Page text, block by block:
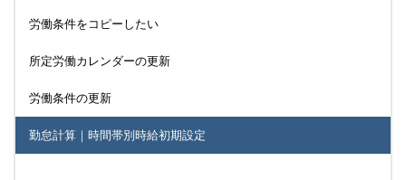
労働条件をコピーしたい
所定労働カレンダーの更新
労働条件の更新
勤怠計算｜時間帯別時給初期設定